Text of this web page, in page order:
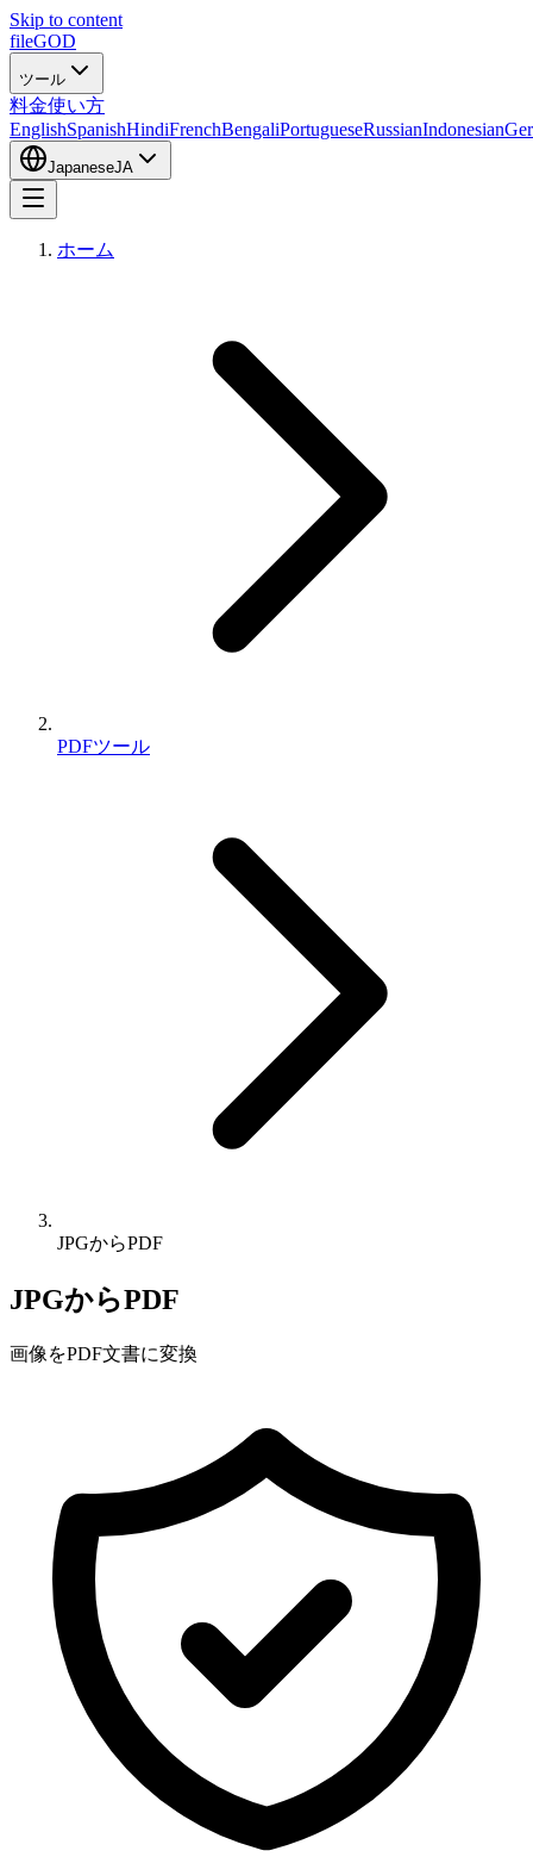
Skip to content
fileGOD
ツール
料金使い方
EnglishSpanishHindiFrenchBengaliPortugueseRussianIndonesian
JapaneseJA
ホーム
PDFツール
JPGからPDF
JPGからPDF
画像をPDF文書に変換